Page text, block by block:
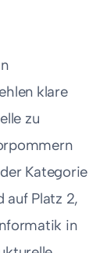
klare
zu
Kategorie
auf Platz 2,
in